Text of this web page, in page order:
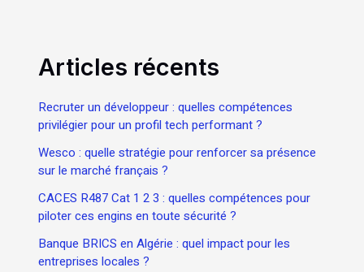
Articles récents
Recruter un développeur : quelles compétences
privilégier pour un profil tech performant ?
Wesco : quelle stratégie pour renforcer sa présence
sur le marché français ?
CACES R487 Cat 1 2 3 : quelles compétences pour
piloter ces engins en toute sécurité ?
Banque BRICS en Algérie : quel impact pour les
entreprises locales ?